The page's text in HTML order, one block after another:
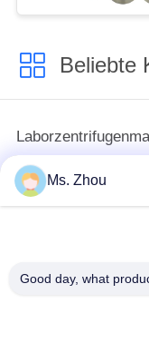
Beliebte
PRP PRF-
Ms. Zhou
Good day, what